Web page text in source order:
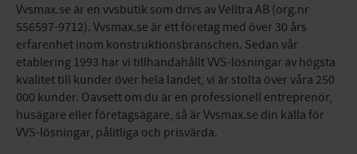
Vvsmax.se är en vvsbutik som drivs av Velltra AB (org.nr
556597-9712). Vvsmax.se är ett företag med över 30 års
erfarenhet inom konstruktionsbranschen. Sedan vår
etablering 1993 har vi tillhandahållt VVS-lösningar av högsta
kvalitet till kunder över hela landet, vi är stolta över våra 250
000 kunder. Oavsett om du är en professionell entreprenör,
husägare eller företagsägare, så är Vvsmax.se din källa för
VVS-lösningar, pålitliga och prisvärda.